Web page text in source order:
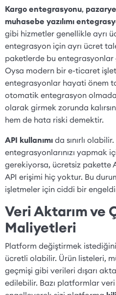
Kargo entegrasyonu,
muhasebe yazılımı
gibi hizmetler genellikle ayrı
entegrasyon için ayrı ücret
paketlerde bu entegrasyonlar
Oysa modern bir e-ticaret
entegrasyonlar hayati önem
otomatik entegrasyon
olarak girmek zorunda
hem de hata riski demektir.
API kullanımı da sınırlı
entegrasyonlarınızı yapmak
gerekiyorsa, ücretsiz pakette
API erişimi hiç yoktur. Bu
işletmeler için ciddi bir
Veri Aktarım ve
Maliyetleri
Platform değiştirmek
ücretli olabilir. Ürün listeleri,
geçmişi gibi verileri dışarı
edilebilir. Bazı platformlar veri